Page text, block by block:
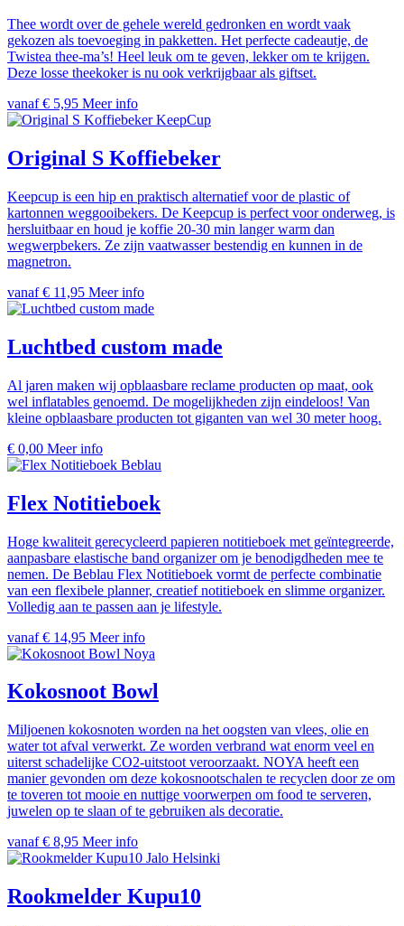
Thee wordt over de gehele wereld gedronken en wordt vaak
gekozen als toevoeging in pakketten. Het perfecte cadeautje, de
Twistea thee-ma’s! Heel leuk om te geven, lekker om te krijgen.
Deze losse theekoker is nu ook verkrijgbaar als giftset.
vanaf € 5,95 Meer info
KeepCup
Original S Koffiebeker
Keepcup is een hip en praktisch alternatief voor de plastic of
kartonnen weggooibekers. De Keepcup is perfect voor onderweg, is
hersluitbaar en houd je koffie 20-30 min langer warm dan
wegwerpbekers. Ze zijn vaatwasser bestendig en kunnen in de
magnetron.
vanaf € 11,95 Meer info
Luchtbed custom made
Al jaren maken wij opblaasbare reclame producten op maat, ook
wel inflatables genoemd. De mogelijkheden zijn eindeloos! Van
kleine opblaasbare producten tot giganten van wel 30 meter hoog.
€ 0,00 Meer info
Beblau
Flex Notitieboek
Hoge kwaliteit gerecycleerd papieren notitieboek met geïntegreerde,
aanpasbare elastische band organizer om je benodigdheden mee te
nemen. De Beblau Flex Notitieboek vormt de perfecte combinatie
van een flexibele planner, creatief notitieboek en slimme organizer.
Volledig aan te passen aan je lifestyle.
vanaf € 14,95 Meer info
Noya
Kokosnoot Bowl
Miljoenen kokosnoten worden na het oogsten van vlees, olie en
water tot afval verwerkt. Ze worden verbrand wat enorm veel en
uiterst schadelijke CO2-uitstoot veroorzaakt. NOYA heeft een
manier gevonden om deze kokosnootschalen te recyclen door ze om
te toveren tot mooie en nuttige voorwerpen om food te serveren,
juwelen op te slaan of te gebruiken als decoratie.
vanaf € 8,95 Meer info
Jalo Helsinki
Rookmelder Kupu10